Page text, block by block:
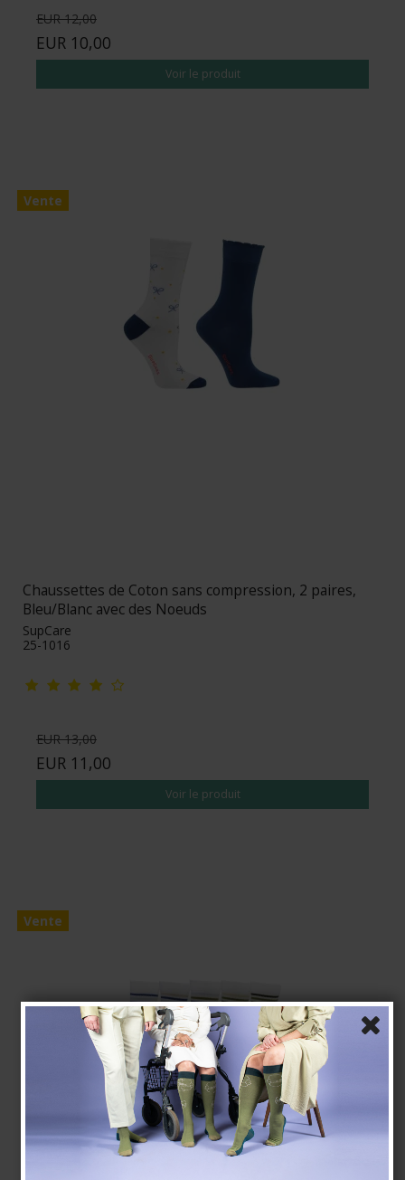
EUR 12,00
EUR 10,00
Voir le produit
Vente
Chaussettes de Coton sans compression, 2 paires,
Bleu/Blanc avec des Noeuds
SupCare
25-1016
EUR 13,00
EUR 11,00
Voir le produit
Vente